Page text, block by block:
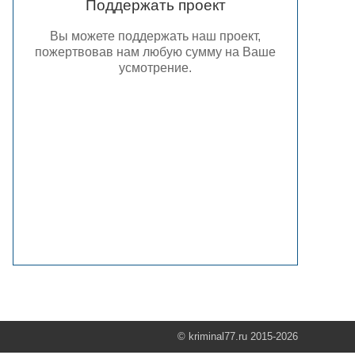
Поддержать проект
Вы можете поддержать наш проект,
пожертвовав нам любую сумму на Ваше
усмотрение.
© kriminal77.ru 2015-2026